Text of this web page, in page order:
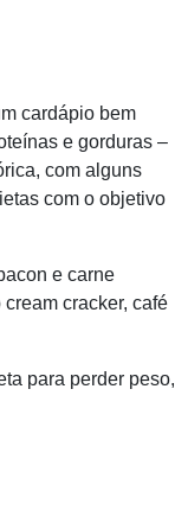
cardápio bem
e gorduras –
com alguns
com o objetivo
e carne
cracker, café
para perder peso,